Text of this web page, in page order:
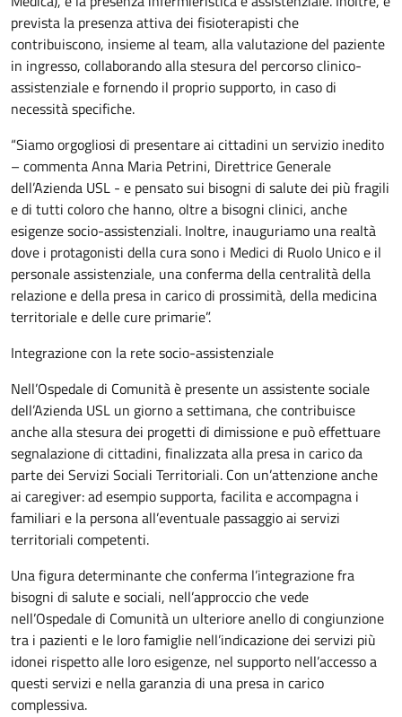
prevista la presenza attiva dei fisioterapisti che
contribuiscono, insieme al team, alla valutazione del paziente
in ingresso, collaborando alla stesura del percorso clinico-
assistenziale e fornendo il proprio supporto, in caso di
necessità specifiche.
“Siamo orgogliosi di presentare ai cittadini un servizio inedito
– commenta Anna Maria Petrini, Direttrice Generale
dell’Azienda USL - e pensato sui bisogni di salute dei più fragili
e di tutti coloro che hanno, oltre a bisogni clinici, anche
esigenze socio-assistenziali. Inoltre, inauguriamo una realtà
dove i protagonisti della cura sono i Medici di Ruolo Unico e il
personale assistenziale, una conferma della centralità della
relazione e della presa in carico di prossimità, della medicina
territoriale e delle cure primarie”.
Integrazione con la rete socio-assistenziale
Nell’Ospedale di Comunità è presente un assistente sociale
dell’Azienda USL un giorno a settimana, che contribuisce
anche alla stesura dei progetti di dimissione e può effettuare
segnalazione di cittadini, finalizzata alla presa in carico da
parte dei Servizi Sociali Territoriali. Con un’attenzione anche
ai caregiver: ad esempio supporta, facilita e accompagna i
familiari e la persona all’eventuale passaggio ai servizi
territoriali competenti.
Una figura determinante che conferma l’integrazione fra
bisogni di salute e sociali, nell’approccio che vede
nell’Ospedale di Comunità un ulteriore anello di congiunzione
tra i pazienti e le loro famiglie nell’indicazione dei servizi più
idonei rispetto alle loro esigenze, nel supporto nell’accesso a
questi servizi e nella garanzia di una presa in carico
complessiva.